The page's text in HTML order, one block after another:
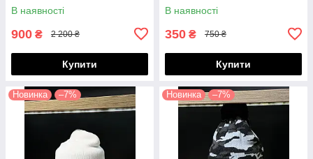
В наявності
900 ₴ 2 200 ₴
Купити
В наявності
350 ₴ 750 ₴
Купити
Новинка –7% Новинка –7%